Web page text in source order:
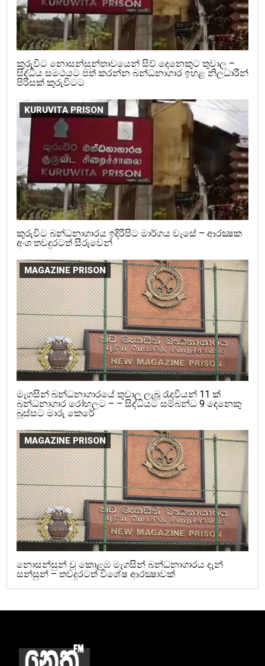
කුරුවිට නොසන්සුන්තාවයෙන් සිව් දෙනෙකුට තුවාල –
සිද්ධිය සමථයට පත් කරන්න බන්ධනාගාර ඉහළ නිලධාරීන්
පිරිසක් කුරුවිටට
KURUVITA PRISON
කුරුවිට බන්ධනාගාරය ඉදිරිපිට මාර්ගය වැසේ – ආරක්‍ෂක
අංශ තවදුරටත් සීරුවෙන්
MAGAZINE PRISON
මැගසින් බන්ධනාගාරයේ තුවාල ලැබූ රැදවියන් 11 ක්
බන්ධනාගාර රෝහලට – – සිද්ධියට සම්බන්ධ 9 දෙනෙකු
බූස්සට මාරු කෙරේ
MAGAZINE PRISON
නොසන්සුන් වූ කොළඹ මැගසින් බන්ධනාගාරය දැන්
සන්සුන් – තවදුරටත් විශේෂ ආරක්‍ෂාවක්